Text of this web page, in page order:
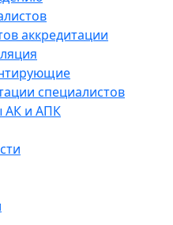
аккредитации
специалистов
АК и АПК